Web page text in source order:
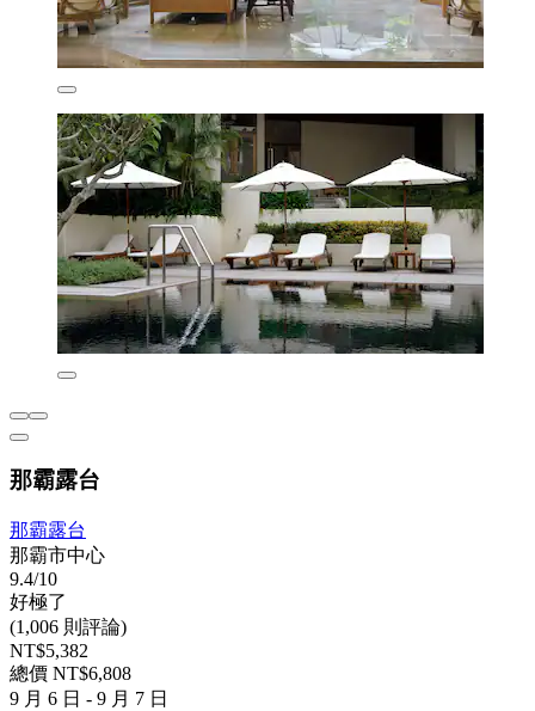
那霸露台
那霸露台
那霸市中心
9.4/10
好極了
(1,006 則評論)
NT$5,382
總價 NT$6,808
9 月 6 日 - 9 月 7 日